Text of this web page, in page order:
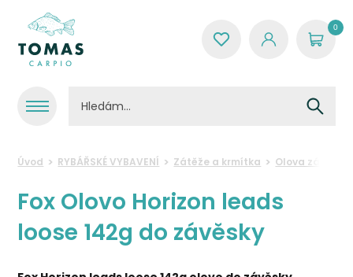
0
Úvod RYBÁŘSKÉ VYBAVENÍ Zátěže a krmítka Olova závěsná
Fox Olovo Horizon leads
loose 142g do závěsky